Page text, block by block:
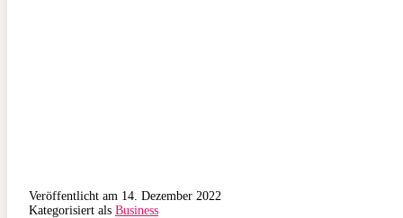
Veröffentlicht am 14. Dezember 2022
Kategorisiert als Business